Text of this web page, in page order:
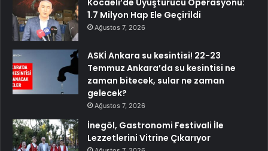
Kocaeli’de Uyuşturucu Operasyonu:
1.7 Milyon Hap Ele Geçirildi
Ağustos 7, 2026
ASKİ Ankara su kesintisi! 22-23
Temmuz Ankara’da su kesintisi ne
zaman bitecek, sular ne zaman
gelecek?
Ağustos 7, 2026
İnegöl, Gastronomi Festivali İle
Lezzetlerini Vitrine Çıkarıyor